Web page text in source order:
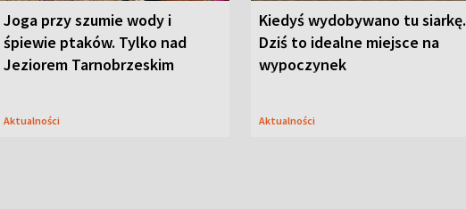
Joga przy szumie wody i
śpiewie ptaków. Tylko nad
Jeziorem Tarnobrzeskim
Aktualności
Kiedyś wydobywano tu siarkę.
Dziś to idealne miejsce na
wypoczynek
Aktualności